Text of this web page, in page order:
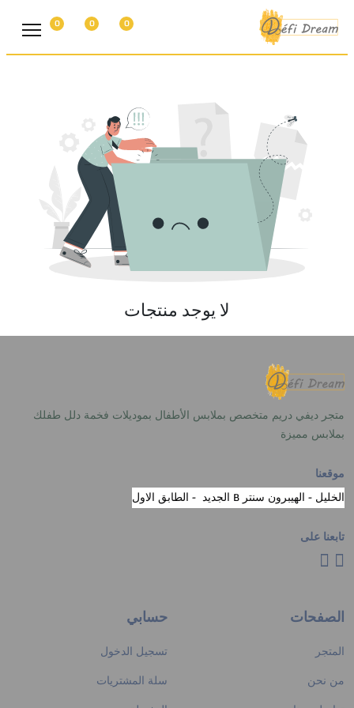
0
0
0
لا يوجد منتجات
متجر ديفي دريم متخصص بملابس الأطفال بموديلات فخمة دلل طفلك
بملابس مميزة
موقعنا
الخليل - الهيبرون سنتر B الجديد - الطابق الاول
تابعنا على
الصفحات
المتجر
من نحن
حسابي
تسجيل الدخول
سلة المشتريات